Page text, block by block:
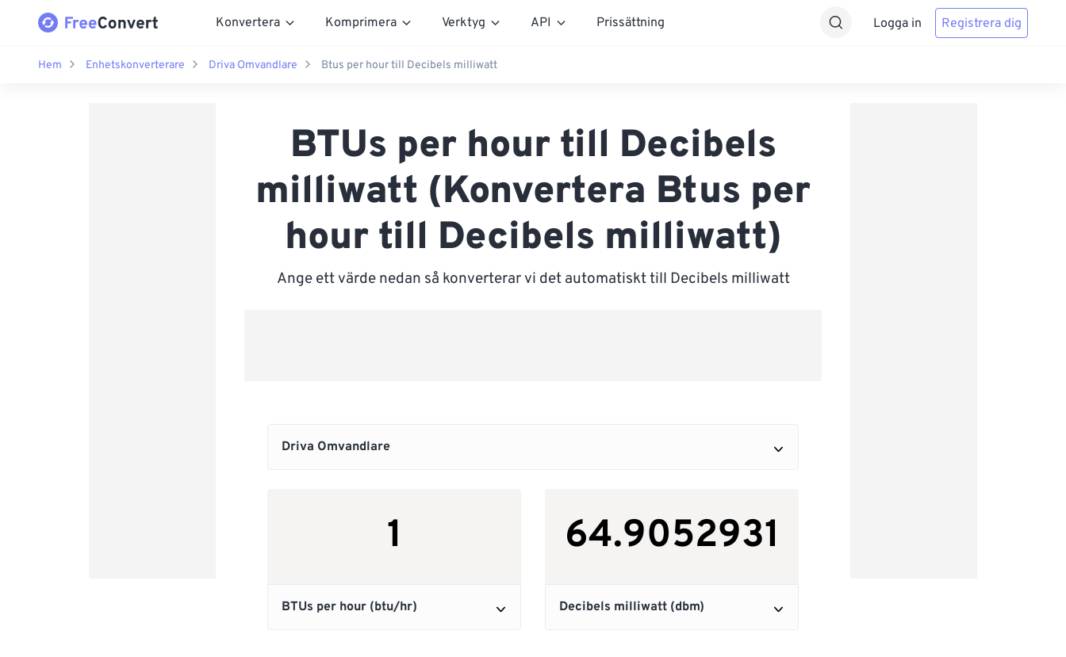
Konvertera Komprimera Verktyg API Prissättning Logga in Registrera dig
Hem Enhetskonverterare Driva Omvandlare Btus per hour till Decibels milliwatt
BTUs per hour till Decibels
milliwatt (Konvertera Btus per
hour till Decibels milliwatt)
Ange ett värde nedan så konverterar vi det automatiskt till Decibels milliwatt